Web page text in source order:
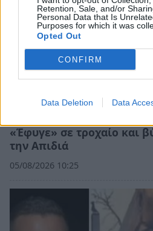
Retention, Sale, and/or
Personal Data that Is
Purposes for which it was
Opted Out
CONFIRM
Data Deletion Data
«Έφυγε» σε τροχαίο και
την Απιδιά
05/08/2026 10:25